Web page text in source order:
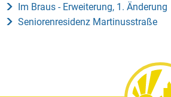
Im Braus - Erweiterung, 1. Änderung
Seniorenresidenz Martinusstraße